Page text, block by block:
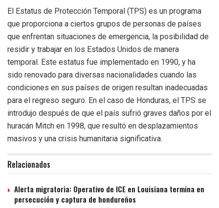
El Estatus de Protección Temporal (TPS) es un programa
que proporciona a ciertos grupos de personas de países
que enfrentan situaciones de emergencia, la posibilidad de
residir y trabajar en los Estados Unidos de manera
temporal. Este estatus fue implementado en 1990, y ha
sido renovado para diversas nacionalidades cuando las
condiciones en sus países de origen resultan inadecuadas
para el regreso seguro. En el caso de Honduras, el TPS se
introdujo después de que el país sufrió graves daños por el
huracán Mitch en 1998, que resultó en desplazamientos
masivos y una crisis humanitaria significativa.
Relacionados
Alerta migratoria: Operativo de ICE en Louisiana termina en
persecución y captura de hondureños